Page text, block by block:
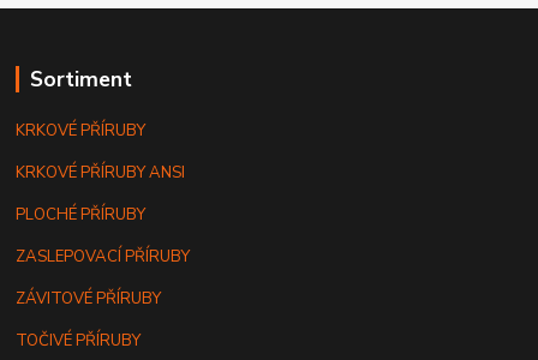
Sortiment
KRKOVÉ PŘÍRUBY
KRKOVÉ PŘÍRUBY ANSI
PLOCHÉ PŘÍRUBY
ZASLEPOVACÍ PŘÍRUBY
ZÁVITOVÉ PŘÍRUBY
TOČIVÉ PŘÍRUBY